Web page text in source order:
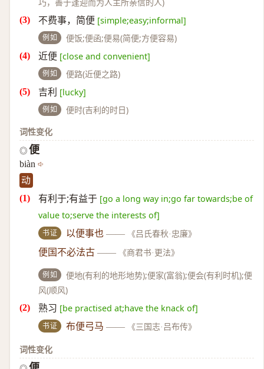
不费事，简便 [simple;easy;informal]
例如 便饭;便函;便易(简便;方便容易)
近便 [close and convenient]
例如 便路(近便之路)
吉利 [lucky]
例如
便时(吉利的时日)
词性变化
◎ 便
biàn
动
有利于;有益于 [go a long way in;go far towards;be of
value to;serve the interests of]
书证 以便事也 —— 《吕氏春秋·忠廉》
便国不必法古 —— 《商君书·更法》
例如
便地(有利的地形地势);便家(富翁);便会(有利时机);便
风(顺风)
熟习 [be practised at;have the knack of]
书证 布便弓马 —— 《三国志·吕布传》
词性变化